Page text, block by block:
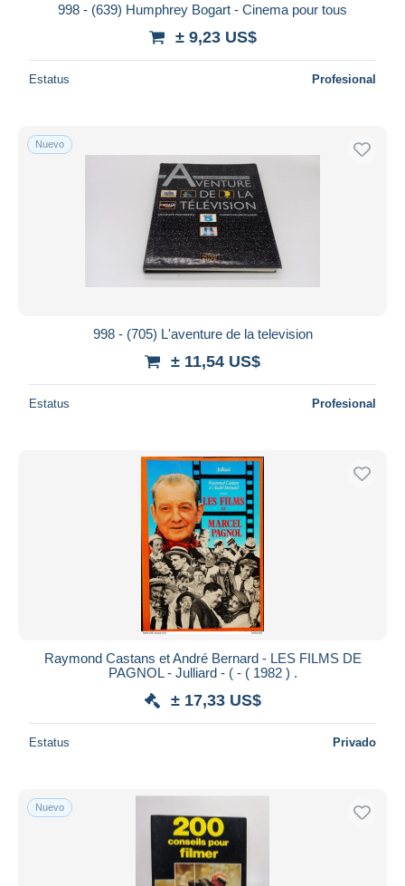
998 - (639) Humphrey Bogart - Cinema pour tous
± 9,23 US$
Estatus Profesional
Nuevo
998 - (705) L'aventure de la television
± 11,54 US$
Estatus Profesional
Raymond Castans et André Bernard - LES FILMS DE
PAGNOL - Julliard - ( - ( 1982 ) .
± 17,33 US$
Estatus Privado
Nuevo